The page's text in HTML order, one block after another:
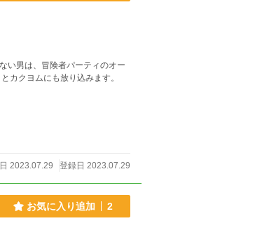
い男は、冒険者パーティのオー
カクヨムにも放り込みます。
2023.07.29 登録日 2023.07.29
お気に入り追加 2